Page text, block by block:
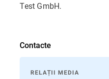
Test GmbH.
Contacte
RELAȚII MEDIA